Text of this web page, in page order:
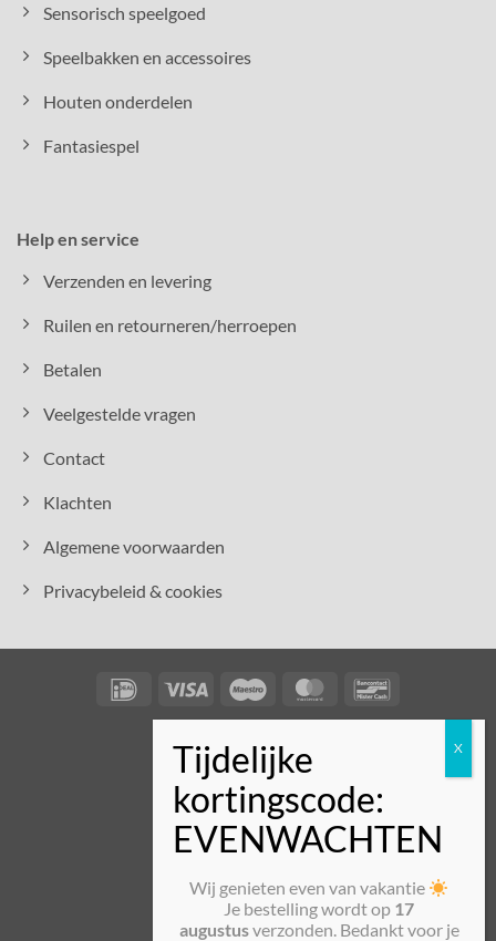
Sensorisch speelgoed
Speelbakken en accessoires
Houten onderdelen
Fantasiespel
Help en service
Verzenden en levering
Ruilen en retourneren/herroepen
Betalen
Veelgestelde vragen
Contact
Klachten
Algemene voorwaarden
Privacybeleid & cookies
IDeal Visa Maestro MasterCard
Wij genieten even van vakantie
Je bestelling wordt op 17
augustusverzonden. Bedankt voor je